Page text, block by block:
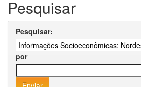
Pesquisar
Pesquisar:
por